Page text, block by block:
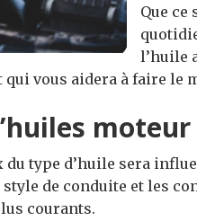
Que
l’huile
vous aidera à faire le
moteur
du type d’huile sera
style de conduite et les
courants.